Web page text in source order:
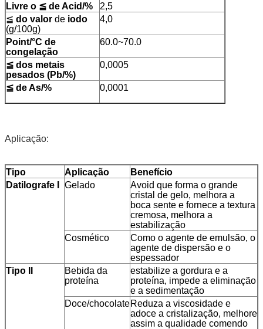
Livre o ≦ de Acid/%
2,5
≦ do valor de iodo
(g/100g)
4,0
Point/°C de
congelação
60.0~70.0
≦ dos metais
pesados (Pb/%)
0,0005
≦ de As/% 0,0001
Aplicação:
Tipo Aplicação
Benefício
Datilografe I
Gelado
Avoid que forma o grande
cristal de gelo, melhora a
boca sente e fornece a textura
cremosa, melhora a
estabilização
Cosmético
Como o agente de emulsão, o
agente de dispersão e o
espessador
Tipo II
Bebida da
proteína
estabilize a gordura e a
proteína, impede a eliminação
e a sedimentação
Doce/chocolateReduza a viscosidade e
adoce a cristalização, melhore
assim a qualidade comendo